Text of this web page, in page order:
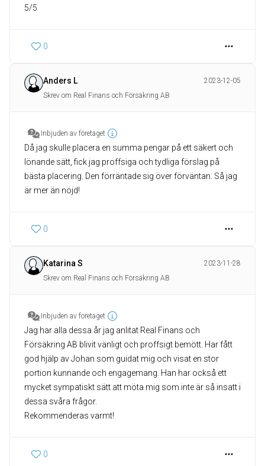
5/5
0
Anders L
2023-12-05
Skrev om Real Finans och Försäkring AB
Inbjuden av företaget
Då jag skulle placera en summa pengar på ett säkert och
lönande sätt, fick jag proffsiga och tydliga förslag på
bästa placering. Den förräntade sig över förväntan. Så jag
är mer än nöjd!
0
Katarina S
2023-11-28
Skrev om Real Finans och Försäkring AB
Inbjuden av företaget
Jag har alla dessa år jag anlitat Real Finans och
Försäkring AB blivit vänligt och proffsigt bemött. Har fått
god hjälp av Johan som guidat mig och visat en stor
portion kunnande och engagemang. Han har också ett
mycket sympatiskt sätt att möta mig som inte är så insatt i
dessa svåra frågor.
Rekommenderas varmt!
0